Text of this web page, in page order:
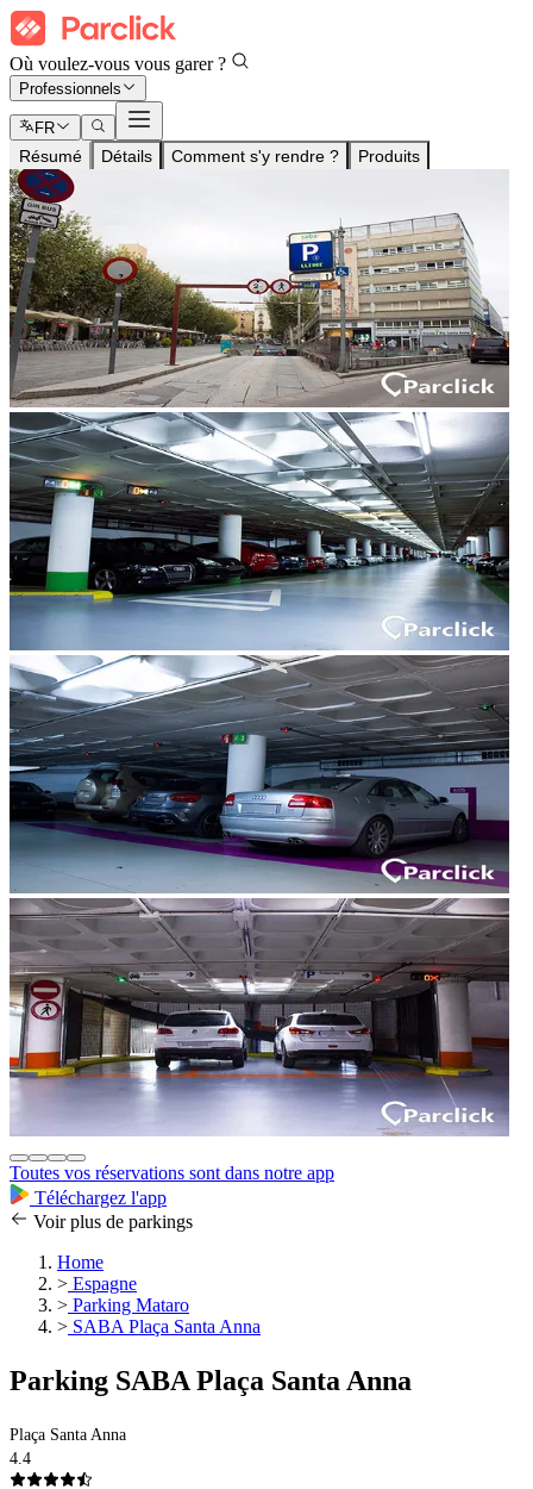
Où voulez-vous vous garer ?
Professionnels
FR
Résumé Détails Comment s'y rendre ? Produits
Toutes vos réservations sont dans notre app
Téléchargez l'app
Voir plus de parkings
Home
> Espagne
> Parking Mataro
> SABA Plaça Santa Anna
Parking SABA Plaça Santa Anna
Plaça Santa Anna
4.4